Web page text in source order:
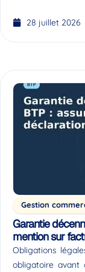
28 juillet 2026
Gestion
Garantie
mention sur
Obligations
obligatoire avant